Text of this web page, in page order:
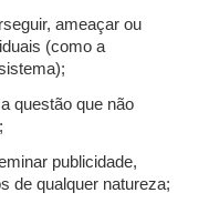
ameaçar ou
(como a
questão que não
publicidade,
de qualquer natureza;